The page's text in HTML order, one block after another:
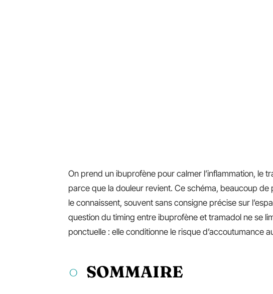
On prend un ibuprofène pour calmer l’inflammation, le
parce que la douleur revient. Ce schéma, beaucoup
le connaissent, souvent sans consigne précise sur
question du timing entre ibuprofène et tramadol ne se
ponctuelle : elle conditionne le risque d’accoutumance
SOMMAIRE